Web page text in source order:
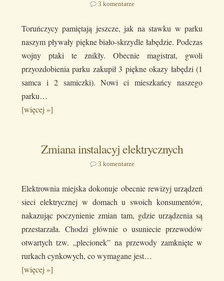
3 komentarze
Toruńczycy pamiętają jeszcze, jak na stawku w parku
naszym pływały piękne biało-skrzydle łabędzie. Podczas
wojny ptaki te znikły. Obecnie magistrat, gwoli
przyozdobienia parku zakupił 3 piękne okazy łabędzi (1
samca i 2 samiczki). Nowi ci mieszkańcy naszego
parku…
[więcej »]
Zmiana instalacyj elektrycznych
3 komentarze
Elektrownia miejska dokonuje obecnie rewizyj urządzeń
sieci elektrycznej w domach u swoich konsumentów,
nakazując poczynienie zmian tam, gdzie urządzenia są
przestarzała. Chodzi głównie o usuniecie przewodów
otwartych tzw. „plecionek” na przewody zamknięte w
rurkach cynkowych, co wymagane jest…
[więcej »]